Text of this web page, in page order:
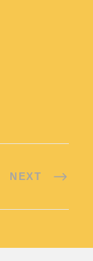
NEXT